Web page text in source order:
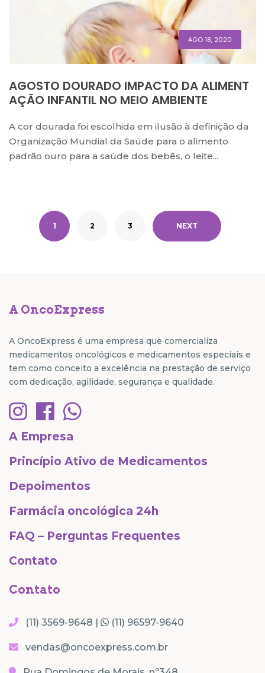
AGO 18, 2020
AGOSTO DOURADO IMPACTO DA ALIMENT
AÇÃO INFANTIL NO MEIO AMBIENTE
A cor dourada foi escolhida em ilusão à definição da
Organização Mundial da Saúde para o alimento
padrão ouro para a saúde dos bebês, o leite...
1 2 3 NEXT
A OncoExpress
A OncoExpress é uma empresa que comercializa
medicamentos oncológicos e medicamentos especiais e
tem como conceito a excelência na prestação de serviço
com dedicação, agilidade, segurança e qualidade.
A Empresa
Princípio Ativo de Medicamentos
Depoimentos
Farmácia oncológica 24h
FAQ – Perguntas Frequentes
Contato
Contato
(11) 3569-9648 | (11) 96597-9640
vendas@oncoexpress.com.br